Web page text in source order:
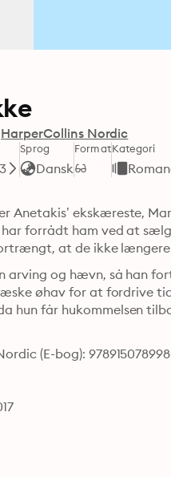
HarperCollins Nordic
Sprog
Dansk
FormatKategori
Anetakis’ ekskæreste,
forrådt ham ved at
at de ikke
arving og hævn, så han
øhav for at fordrive
hun får hukommelsen
(E-bog):